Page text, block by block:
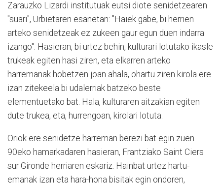
Zarauzko Lizardi institutuak eutsi diote senidetzearen
"suari", Urbietaren esanetan: "Haiek gabe, bi herrien
arteko senidetzeak ez zukeen gaur egun duen indarra
izango". Hasieran, bi urtez behin, kulturari lotutako ikasle
trukeak egiten hasi ziren, eta elkarren arteko
harremanak hobetzen joan ahala, ohartu ziren kirola ere
izan zitekeela bi udalerriak batzeko beste
elementuetako bat. Hala, kulturaren aitzakian egiten
dute trukea, eta, hurrengoan, kirolari lotuta.
Oriok ere senidetze harreman berezi bat egin zuen
90eko hamarkadaren hasieran, Frantziako Saint Ciers
sur Gironde herriaren eskariz. Hainbat urtez hartu-
emanak izan eta hara-hona bisitak egin ondoren,